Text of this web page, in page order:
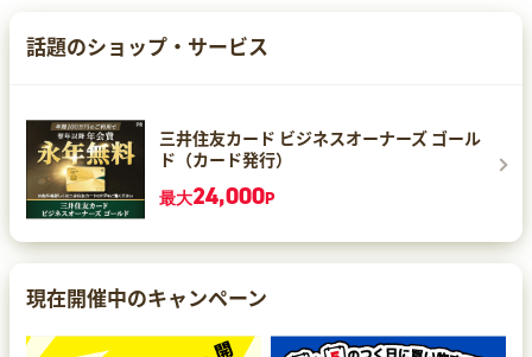
話題のショップ・サービス
三井住友カード ビジネスオーナーズ ゴール
ド（カード発行）
最大24,000P
現在開催中のキャンペーン